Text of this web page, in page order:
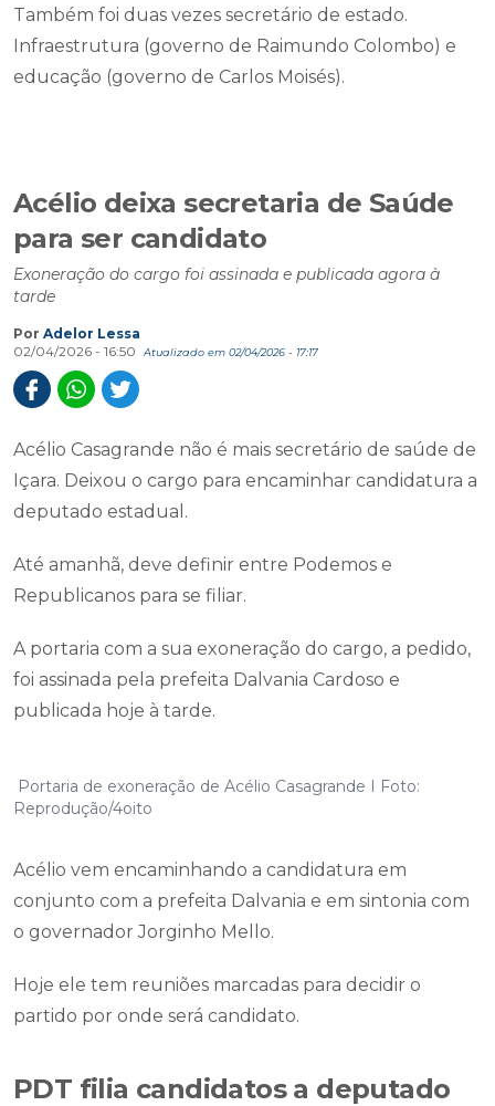
Também foi duas vezes secretário de estado.
Infraestrutura (governo de Raimundo Colombo) e
educação (governo de Carlos Moisés).
Acélio deixa secretaria de Saúde
para ser candidato
Exoneração do cargo foi assinada e publicada agora à
tarde
Por Adelor Lessa
02/04/2026 - 16:50
Atualizado em 02/04/2026 - 17:17
Acélio Casagrande não é mais secretário de saúde de
Içara. Deixou o cargo para encaminhar candidatura a
deputado estadual.
Até amanhã, deve definir entre Podemos e
Republicanos para se filiar.
A portaria com a sua exoneração do cargo, a pedido,
foi assinada pela prefeita Dalvania Cardoso e
publicada hoje à tarde.
Portaria de exoneração de Acélio Casagrande I Foto:
Reprodução/4oito
Acélio vem encaminhando a candidatura em
conjunto com a prefeita Dalvania e em sintonia com
o governador Jorginho Mello.
Hoje ele tem reuniões marcadas para decidir o
partido por onde será candidato.
PDT filia candidatos a deputado